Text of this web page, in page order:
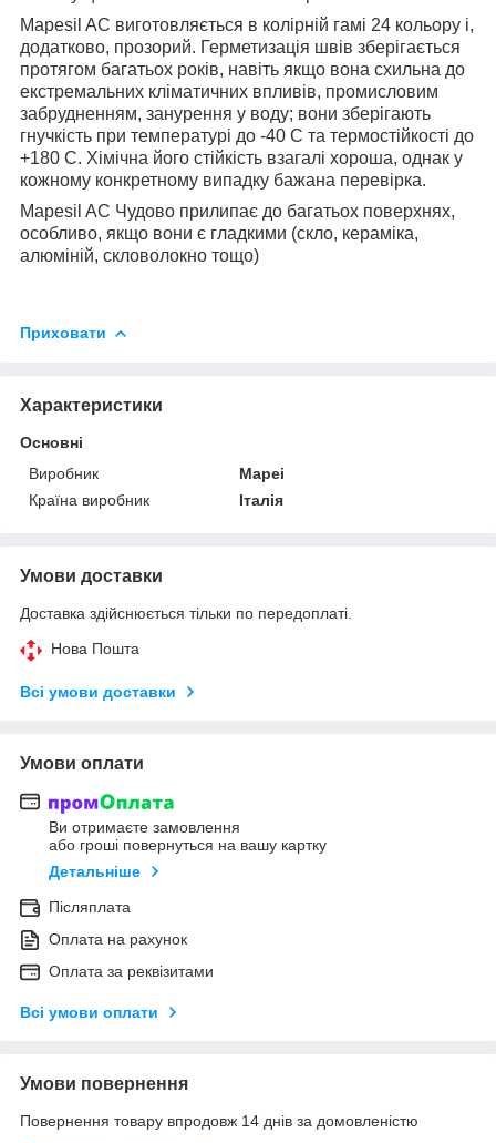
Mapesil AC виготовляється в колірній гамі 24 кольору і,
додатково, прозорий. Герметизація швів зберігається
протягом багатьох років, навіть якщо вона схильна до
екстремальних кліматичних впливів, промисловим
забрудненням, занурення у воду; вони зберігають
гнучкість при температурі до -40 С та термостійкості до
+180 С. Хімічна його стійкість взагалі хороша, однак у
кожному конкретному випадку бажана перевірка.
Mapesil AC Чудово прилипає до багатьох поверхнях,
особливо, якщо вони є гладкими (скло, кераміка,
алюміній, скловолокно тощо)
Приховати
Характеристики
Основні
Виробник
Mapei
Країна виробник
Італія
Умови доставки
Доставка здійснюється тільки по передоплаті.
Нова Пошта
Всі умови доставки
Умови оплати
Ви отримаєте замовлення
або гроші повернуться на вашу картку
Детальніше
Післяплата
Оплата на рахунок
Оплата за реквізитами
Всі умови оплати
Умови повернення
Повернення товару впродовж 14 днів за домовленістю